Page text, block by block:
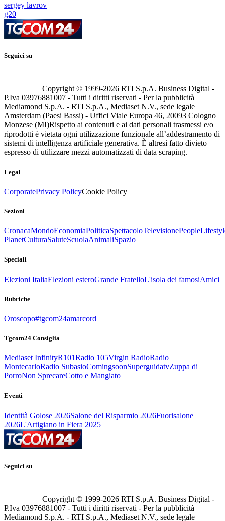
sergey lavrov
g20
Seguici su
Copyright © 1999-2026 RTI S.p.A. Business Digital -
P.Iva 03976881007 - Tutti i diritti riservati - Per la pubblicità
Mediamond S.p.A. - RTI S.p.A., Mediaset N.V., sede legale
Amsterdam (Paesi Bassi) - Uffici Viale Europa 46, 20093 Cologno
Monzese (MI)Rispetto ai contenuti e ai dati personali trasmessi e/o
riprodotti è vietata ogni utilizzazione funzionale all’addestramento di
sistemi di intelligenza artificiale generativa. È altresì fatto divieto
espresso di utilizzare mezzi automatizzati di data scraping.
Legal
CorporatePrivacy PolicyCookie Policy
Sezioni
CronacaMondoEconomiaPoliticaSpettacoloTelevisionePeople
PlanetCulturaSaluteScuolaAnimaliSpazio
Speciali
Elezioni ItaliaElezioni esteroGrande FratelloL'isola dei famosiAmici
Rubriche
Oroscopo#tgcom24amarcord
Tgcom24 Consiglia
Mediaset InfinityR101Radio 105Virgin RadioRadio
MontecarloRadio SubasioComingsoonSuperguidatvZuppa di
PorroNon SprecareCotto e Mangiato
Eventi
Identità Golose 2026Salone del Risparmio 2026Fuorisalone
2026L'Artigiano in Fiera 2025
Seguici su
Copyright © 1999-2026 RTI S.p.A. Business Digital -
P.Iva 03976881007 - Tutti i diritti riservati - Per la pubblicità
Mediamond S.p.A. - RTI S.p.A., Mediaset N.V., sede legale